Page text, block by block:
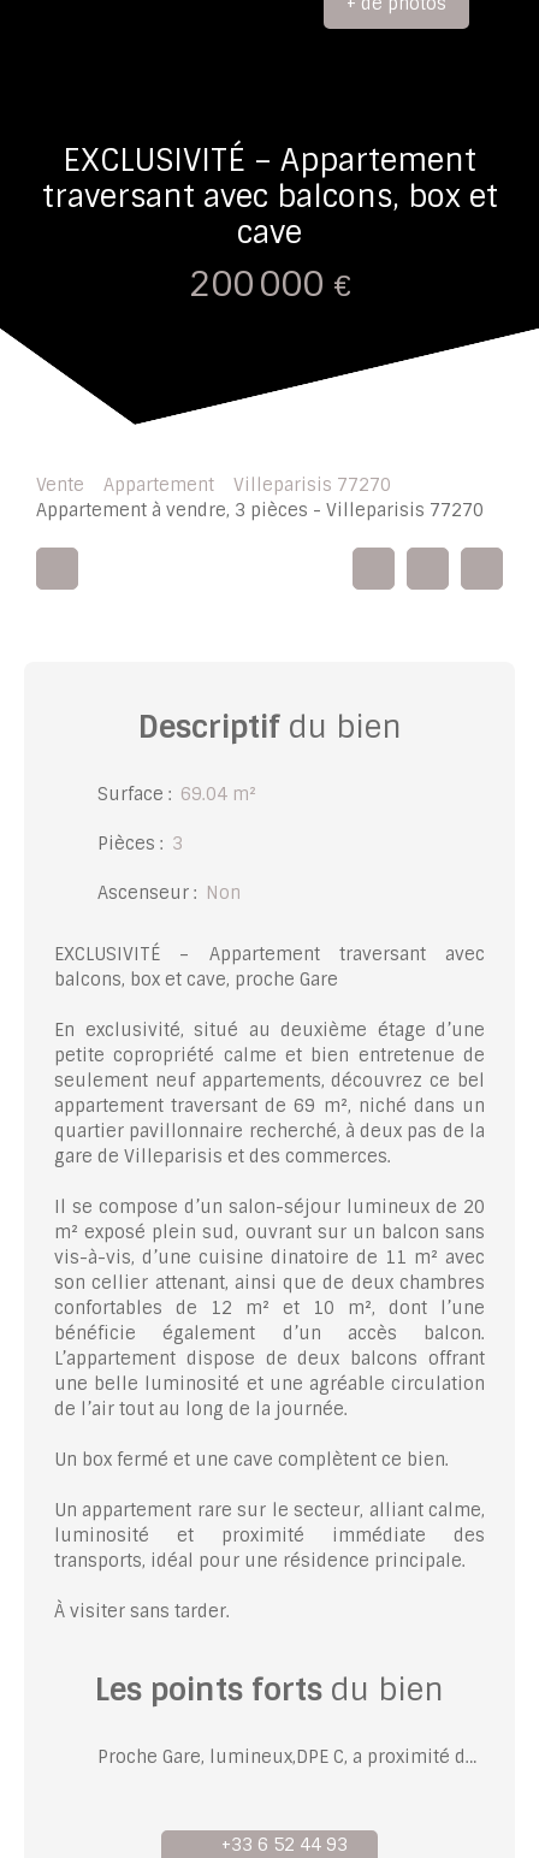
EXCLUSIVITÉ – Appartement
traversant avec balcons, box et
cave
200 000 €
Vente Appartement
Villeparisis 77270
Appartement à vendre, 3 pièces - Villeparisis 77270
Descriptifdu bien
Surface : 69.04 m²
Pièces : 3
Ascenseur : Non
EXCLUSIVITÉ – Appartement traversant avec
balcons, box et cave, proche Gare
En exclusivité, situé au deuxième étage d’une
petite copropriété calme et bien entretenue de
seulement neuf appartements, découvrez ce bel
appartement traversant de 69 m², niché dans un
quartier pavillonnaire recherché, à deux pas de la
gare de Villeparisis et des commerces.
Il se compose d’un salon-séjour lumineux de 20
m² exposé plein sud, ouvrant sur un balcon sans
vis-à-vis, d’une cuisine dinatoire de 11 m² avec
son cellier attenant, ainsi que de deux chambres
confortables de 12 m² et 10 m², dont l’une
bénéficie également d’un accès balcon.
L’appartement dispose de deux balcons offrant
une belle luminosité et une agréable circulation
de l’air tout au long de la journée.
Un box fermé et une cave complètent ce bien.
Un appartement rare sur le secteur, alliant calme,
luminosité et proximité immédiate des
transports, idéal pour une résidence principale.
À visiter sans tarder.
Les points forts du bien
Proche Gare, lumineux,DPE C, a proximité des écoles, collège et commerces
+33 6 52 44 93